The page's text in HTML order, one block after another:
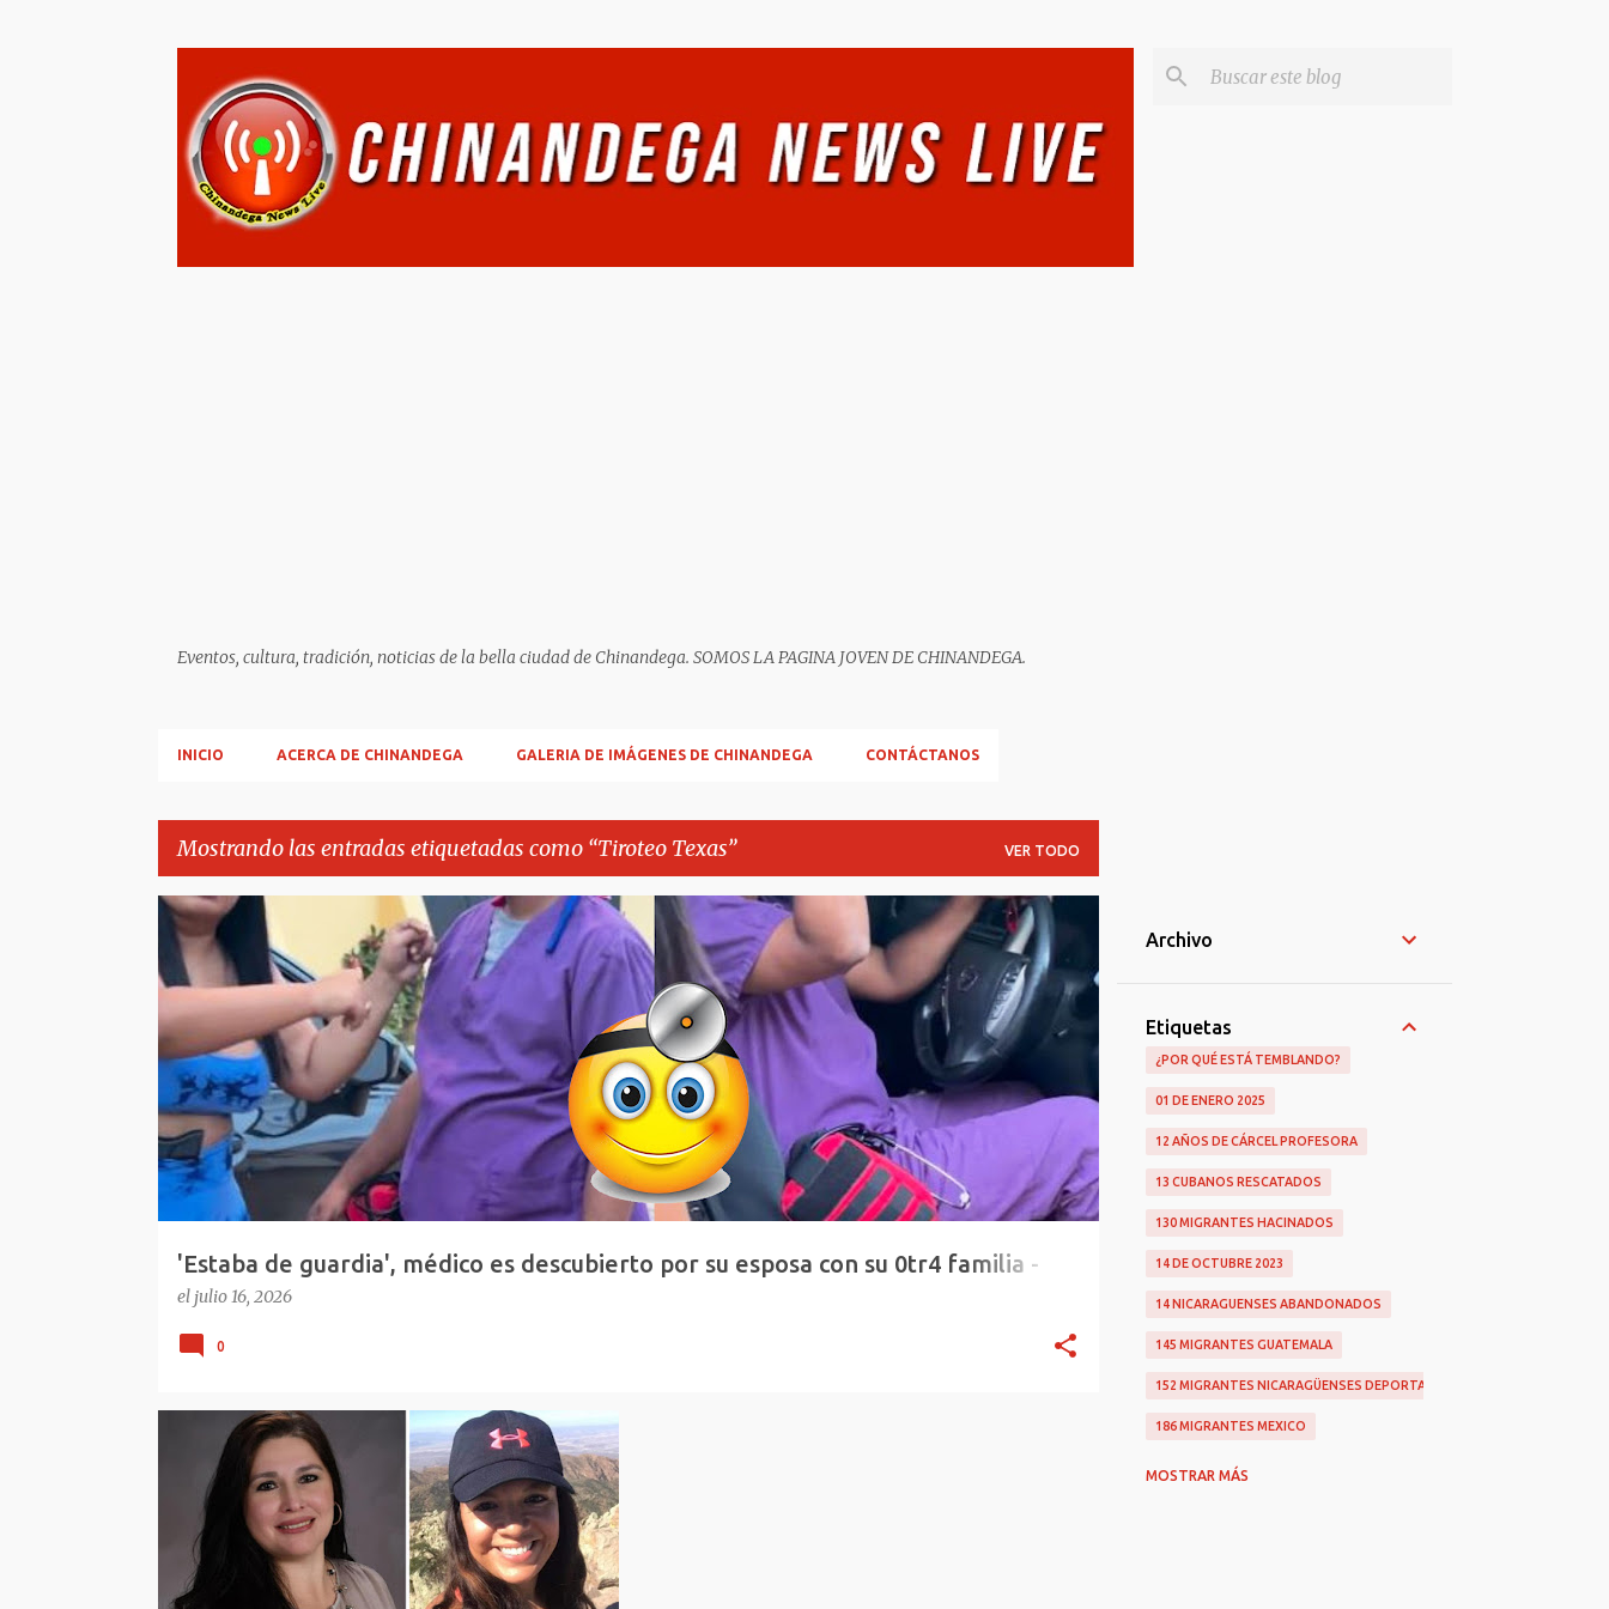
Eventos, cultura, tradición, noticias de la bella ciudad de Chinandega. SOMOS LA PAGINA JOVEN DE CHINANDEGA.
INICIO ACERCA DE CHINANDEGA GALERIA DE IMÁGENES DE CHINANDEGA CONTÁCTANOS
Mostrando las entradas etiquetadas como Tiroteo Texas VER TODO
n
t
r
a
d
a
s
'Estaba de guardia', médico es descubierto por su esposa con su 0tr4 familia -
República Dominicana
el julio 16, 2026
REPÚBLICA DOMINICANA VIRAL REDES
0
MAESTRAS HÉROES TIROTEO TEXAS
Archivo
Etiquetas
¿POR QUÉ ESTÁ TEMBLANDO?
01 DE ENERO 2025
12 AÑOS DE CÁRCEL PROFESORA
13 CUBANOS RESCATADOS
130 MIGRANTES HACINADOS
14 DE OCTUBRE 2023
14 NICARAGUENSES ABANDONADOS
145 MIGRANTES GUATEMALA
152 MIGRANTES NICARAGÜENSES DEPORTADOS
186 MIGRANTES MEXICO
2 NICAS AHOGADAS
MOSTRAR MÁS